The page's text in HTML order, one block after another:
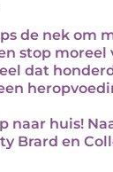
de nek om
stop moreel
dat
naar huis!
Brard en